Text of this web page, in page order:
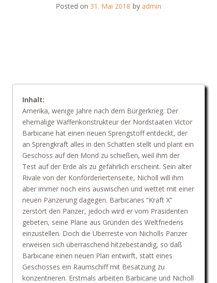
Posted on 31. Mai 2018 by admin
Inhalt:
Amerika, wenige Jahre nach dem Bürgerkrieg. Der
ehemalige Waffenkonstrukteur der Nordstaaten Victor
Barbicane hat einen neuen Sprengstoff entdeckt, der
an Sprengkraft alles in den Schatten stellt und plant ein
Geschoss auf den Mond zu schießen, weil ihm der
Test auf der Erde als zu gefährlich erscheint. Sein alter
Rivale von der Konförderiertenseite, Nicholl will ihm
aber immer noch eins auswischen und wettet mit einer
neuen Panzerung dagegen. Barbicanes “Kraft X”
zerstört den Panzer, jedoch wird er vom Präsidenten
gebeten, seine Pläne aus Gründen des Weltfriedens
einzustellen. Doch die Überreste von Nicholls Panzer
erweisen sich überraschend hitzebeständig, so daß
Barbicane einen neuen Plan entwirft, statt eines
Geschosses ein Raumschiff mit Besatzung zu
konzentrieren. Erstmals arbeiten Barbicane und Nicholl